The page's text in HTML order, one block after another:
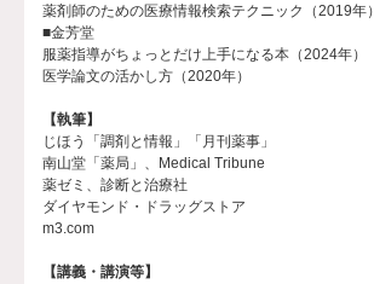
薬剤師のための医療情報検索テクニック（2019年）
■金芳堂
服薬指導がちょっとだけ上手になる本（2024年）
医学論文の活かし方（2020年）
【執筆】
じほう「調剤と情報」「月刊薬事」
南山堂「薬局」、Medical Tribune
薬ゼミ、診断と治療社
ダイヤモンド・ドラッグストア
m3.com
【講義・講演等】